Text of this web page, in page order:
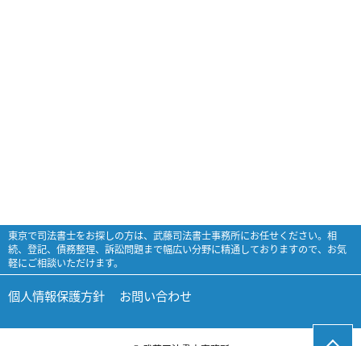
東京で司法書士をお探しの方は、武藤司法書士事務所にお任せください。相
続、登記、債務整理、訴訟問題まで幅広い分野に精通しておりますので、お気
軽にご相談いただけます。
個人情報保護方針 お問い合わせ